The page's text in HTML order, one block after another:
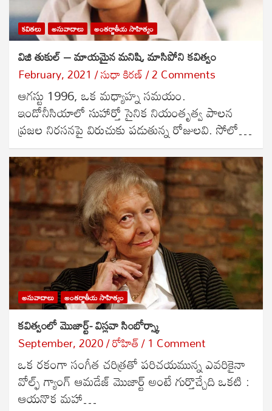
కవితలు అనువాదాలు అంతర్జాతీయ సాహిత్యం
విజి తుకుల్ – మాయమైన మనిషి, మాసిపోని కవిత్వం
February, 2021 సుధా కిరణ్ 2 Comments
ఆగస్టు 1996, ఒక మధ్యాహ్న సమయం.
ఇండోనీసియాలో సుహార్తో సైనిక నియంతృత్వ పాలన
ప్రజల నిరసనపై విరుచుకు పడుతున్న రోజులవి. సోలో…
అనువాదాలు అంతర్జాతీయ సాహిత్యం
కవిత్వంలో మొజార్ట్- విస్లవా సింబోర్స్కా
September, 2020 రోహిత్ 1 Comment
ఒక రకంగా సంగీత చరిత్రతో పరిచయమున్న ఎవరికైనా
వోల్ఫ్ గ్యాంగ్ ఆమడేజ్ మొజార్ట్ అంటే గుర్తొచ్చేది ఒకటి :
ఆయనొక మహా…